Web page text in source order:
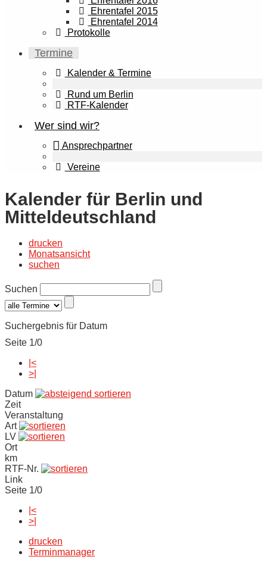
Ehrentafel 2015
Ehrentafel 2014
Protokolle
Termine
Kalender & Termine
Rund um Berlin
RTF-Kalender
Wer sind wir?
Ansprechpartner
Vereine
Kalender für Berlin und
Mitteldeutschland
drucken
Monatsansicht
suchen
Suchen
Suchergebnis für Datum
Seite 1/0
|<
>|
Datum
Zeit
Veranstaltung
Art
LV
Ort
km
RTF-Nr.
Link
Seite 1/0
|<
>|
drucken
Terminmanager